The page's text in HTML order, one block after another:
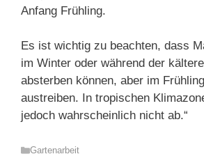
Anfang Frühling.
Es ist wichtig zu beachten, dass
im Winter oder während der
absterben können, aber im
austreiben. In tropischen
jedoch wahrscheinlich nicht ab.“
Kategorien
Gartenarbeit